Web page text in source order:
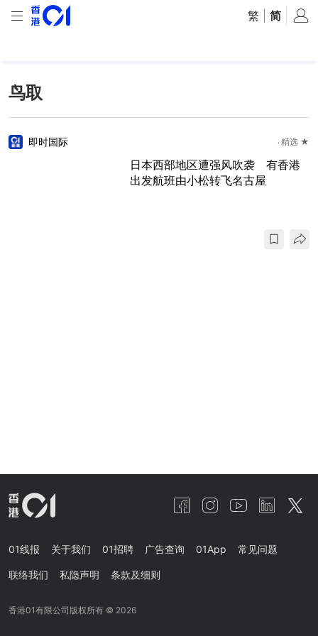
繁 简
鸟取
即时国际 精选 ★
日本西部地区遭强风吹袭 有香港
出发航班由小松转飞名古屋
01线报 关于我们 01招聘 广告查询 01App 常见问题
联络我们 私隐声明 条款及细则
香港01有限公司版权所有 © 2026